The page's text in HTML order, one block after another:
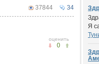
34
37844
оценить
0
Я